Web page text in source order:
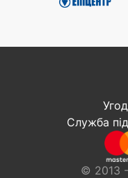
Служба
© 2013